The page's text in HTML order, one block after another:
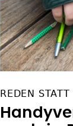
REDEN STATT